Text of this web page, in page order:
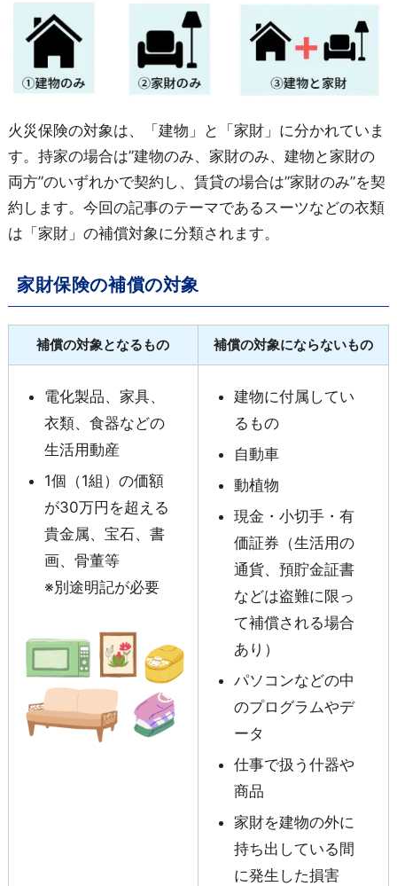
火災保険の対象は、「建物」と「家財」に分かれていま
す。持家の場合は”建物のみ、家財のみ、建物と家財の
両方”のいずれかで契約し、賃貸の場合は”家財のみ”を契
約します。今回の記事のテーマであるスーツなどの衣類
は「家財」の補償対象に分類されます。
家財保険の補償の対象
補償の対象となるもの 補償の対象にならないもの
電化製品、家具、
衣類、食器などの
生活用動産
1個（1組）の価額
が30万円を超える
貴金属、宝石、書
画、骨董等
※別途明記が必要
建物に付属してい
るもの
自動車
動植物
現金・小切手・有
価証券（生活用の
通貨、預貯金証書
などは盗難に限っ
て補償される場合
あり）
パソコンなどの中
のプログラムやデ
ータ
仕事で扱う什器や
商品
家財を建物の外に
持ち出している間
に発生した損害